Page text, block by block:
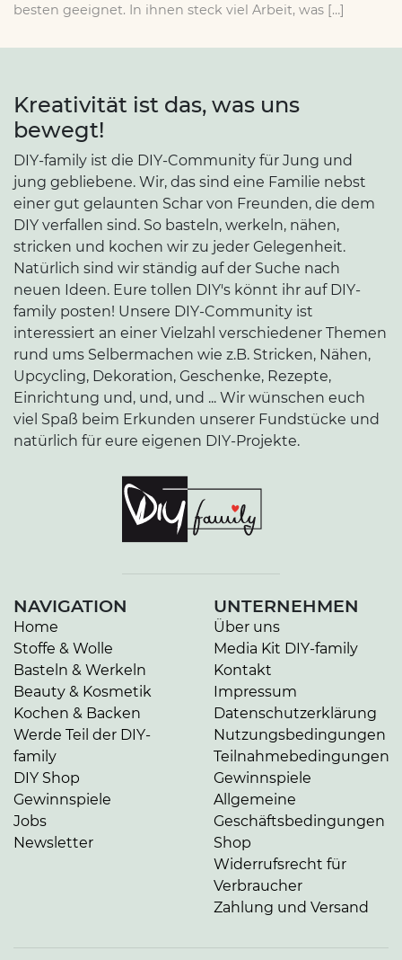
besten geeignet. In ihnen steck viel Arbeit, was […]
Kreativität ist das, was uns
bewegt!
DIY-family ist die DIY-Community für Jung und
jung gebliebene. Wir, das sind eine Familie nebst
einer gut gelaunten Schar von Freunden, die dem
DIY verfallen sind. So basteln, werkeln, nähen,
stricken und kochen wir zu jeder Gelegenheit.
Natürlich sind wir ständig auf der Suche nach
neuen Ideen. Eure tollen DIY's könnt ihr auf DIY-
family posten! Unsere DIY-Community ist
interessiert an einer Vielzahl verschiedener Themen
rund ums Selbermachen wie z.B. Stricken, Nähen,
Upcycling, Dekoration, Geschenke, Rezepte,
Einrichtung und, und, und ... Wir wünschen euch
viel Spaß beim Erkunden unserer Fundstücke und
natürlich für eure eigenen DIY-Projekte.
NAVIGATION
Home
Stoffe & Wolle
Basteln & Werkeln
Beauty & Kosmetik
Kochen & Backen
Werde Teil der DIY-
family
DIY Shop
Gewinnspiele
Jobs
Newsletter
UNTERNEHMEN
Über uns
Media Kit DIY-family
Kontakt
Impressum
Datenschutzerklärung
Nutzungsbedingungen
Teilnahmebedingungen
Gewinnspiele
Allgemeine
Geschäftsbedingungen
Shop
Widerrufsrecht für
Verbraucher
Zahlung und Versand